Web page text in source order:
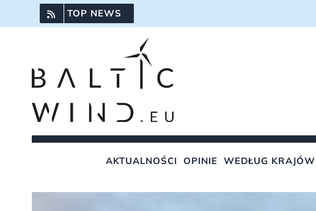
do
TOP NEWS
AKTUALNOŚCI OPINIE WEDŁUG KRAJÓW